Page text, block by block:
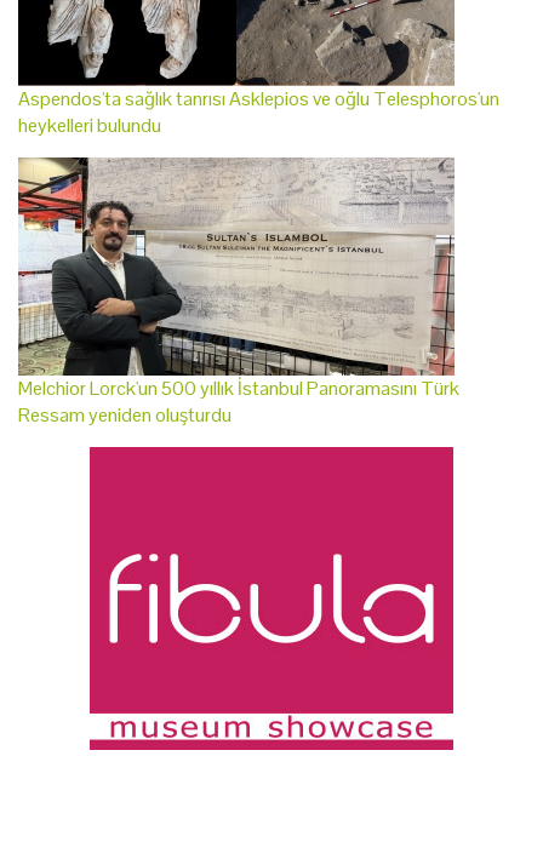
Aspendos'ta sağlık tanrısı Asklepios ve oğlu Telesphoros'un
heykelleri bulundu
Melchior Lorck'un 500 yıllık İstanbul Panoramasını Türk
Ressam yeniden oluşturdu